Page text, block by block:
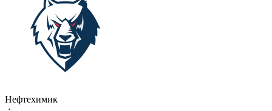
Нефтехимик